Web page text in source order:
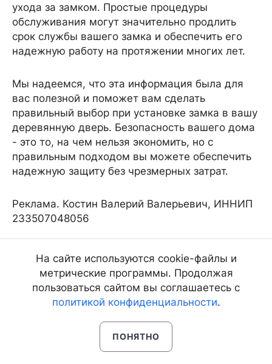
ухода за замком. Простые процедуры
обслуживания могут значительно продлить
срок службы вашего замка и обеспечить его
надежную работу на протяжении многих лет.
Мы надеемся, что эта информация была для
вас полезной и поможет вам сделать
правильный выбор при установке замка в вашу
деревянную дверь. Безопасность вашего дома
- это то, на чем нельзя экономить, но с
правильным подходом вы можете обеспечить
надежную защиту без чрезмерных затрат.
Реклама. Костин Валерий Валерьевич, ИННИП
233507048056
Автор: Реклама INFPOL.RU
На сайте используются cookie-файлы и
метрические программы. Продолжая
пользоваться сайтом вы соглашаетесь с
политикой конфиденциальности.
ПОНЯТНО